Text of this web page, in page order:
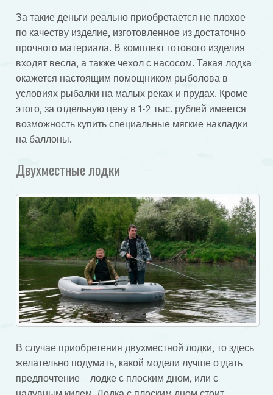
За такие деньги реально приобретается не плохое
по качеству изделие, изготовленное из достаточно
прочного материала. В комплект готового изделия
входят весла, а также чехол с насосом. Такая лодка
окажется настоящим помощником рыболова в
условиях рыбалки на малых реках и прудах. Кроме
этого, за отдельную цену в 1-2 тыс. рублей имеется
возможность купить специальные мягкие накладки
на баллоны.
Двухместные лодки
В случае приобретения двухместной лодки, то здесь
желательно подумать, какой модели лучше отдать
предпочтение – лодке с плоским дном, или с